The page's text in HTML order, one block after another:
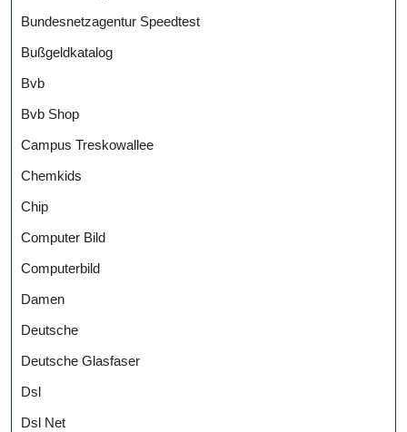
Bundesnetzagentur Speedtest
Bußgeldkatalog
Bvb
Bvb Shop
Campus Treskowallee
Chemkids
Chip
Computer Bild
Computerbild
Damen
Deutsche
Deutsche Glasfaser
Dsl
Dsl Net